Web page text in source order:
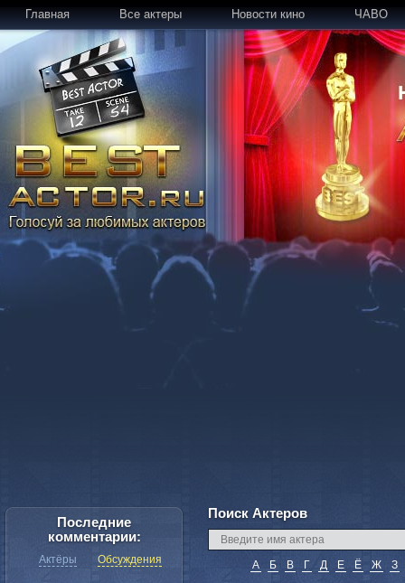
Главная Все актеры Новости кино ЧАВО
Поиск Актеров
А Б В Г Д Е Ё Ж З
Последние
комментарии:
Актёры Обсуждения